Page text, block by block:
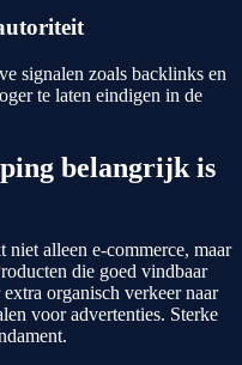
signalen zoals backlinks en
te laten eindigen in de
belangrijk is
alleen e-commerce, maar
die goed vindbaar
organisch verkeer naar
voor advertenties. Sterke